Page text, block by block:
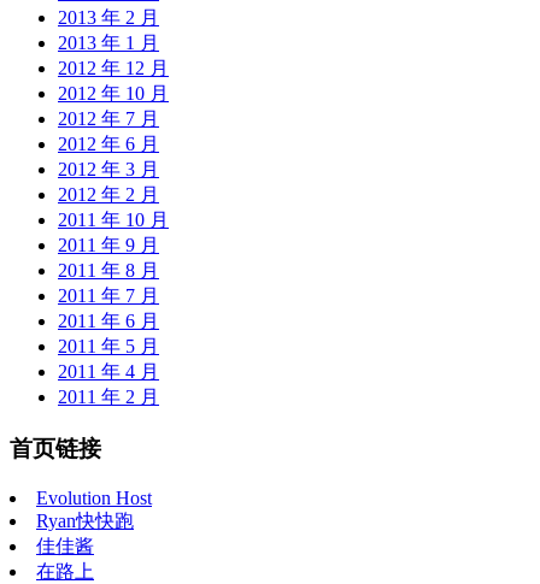
2013 年 2 月
2013 年 1 月
2012 年 12 月
2012 年 10 月
2012 年 7 月
2012 年 6 月
2012 年 3 月
2012 年 2 月
2011 年 10 月
2011 年 9 月
2011 年 8 月
2011 年 7 月
2011 年 6 月
2011 年 5 月
2011 年 4 月
2011 年 2 月
首页链接
Evolution Host
Ryan快快跑
佳佳酱
在路上